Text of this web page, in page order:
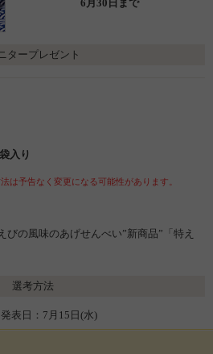
6月30日まで
タープレゼント
入り
は予告なく変更になる可能性があります。
の風味のあげせんべい”新商品”「特え
選考方法
表日：7月15日(水)